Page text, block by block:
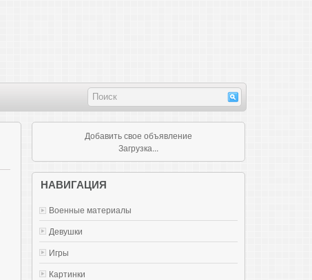
Добавить свое объявление
Загрузка...
НАВИГАЦИЯ
Военные материалы
Девушки
Игры
Картинки